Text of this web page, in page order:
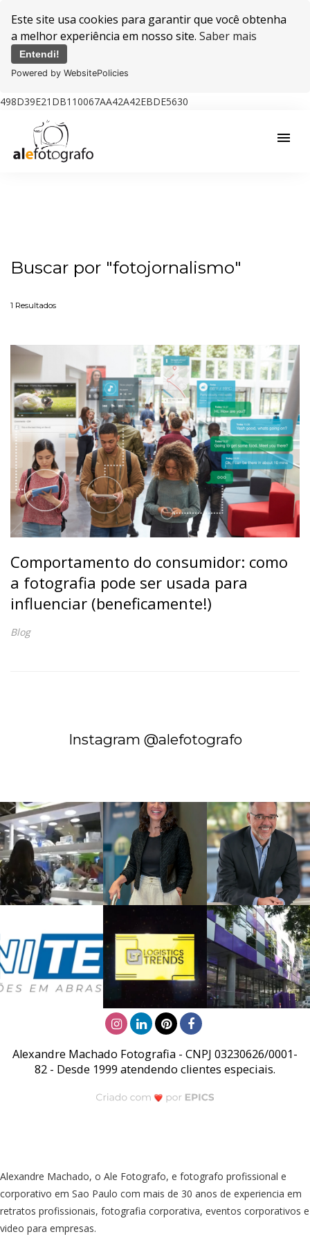
Este site usa cookies para garantir que você obtenha
a melhor experiência em nosso site. Saber mais
Entendi!
Powered by WebsitePolicies
498D39E21DB110067AA42A42EBDE5630
menu
Buscar por "fotojornalismo"
1 Resultados
Comportamento do consumidor: como
a fotografia pode ser usada para
influenciar (beneficamente!)
Blog
Instagram @alefotografo
Alexandre Machado Fotografia - CNPJ 03230626/0001-
82 - Desde 1999 atendendo clientes especiais.
Alexandre Machado, o Ale Fotografo, e fotografo profissional e
corporativo em Sao Paulo com mais de 30 anos de experiencia em
retratos profissionais, fotografia corporativa, eventos corporativos e
video para empresas.